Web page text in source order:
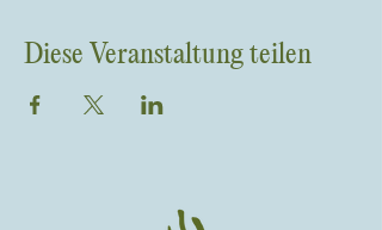
Diese Veranstaltung teilen